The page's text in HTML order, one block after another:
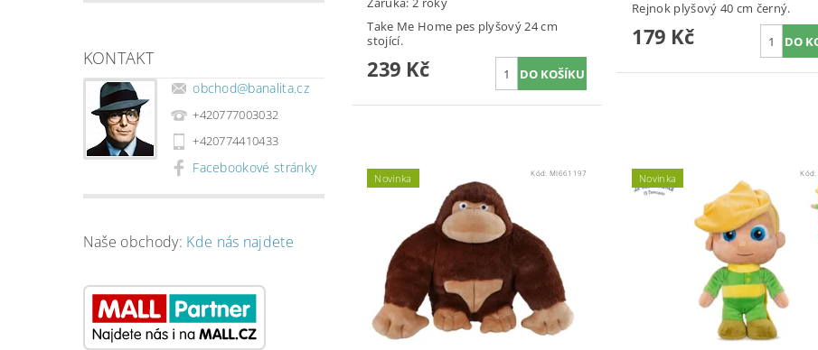
KONTAKT
obchod@banalita.cz
+420777003032
+420774410433
Facebookové stránky
Naše obchody: Kde nás najdete
Take Me Home pes plyšový 24 cm
stojící.
239 Kč
Rejnok plyšový 40 cm černý.
179 Kč
Novinka Kód: MI661197 Novinka Kód: